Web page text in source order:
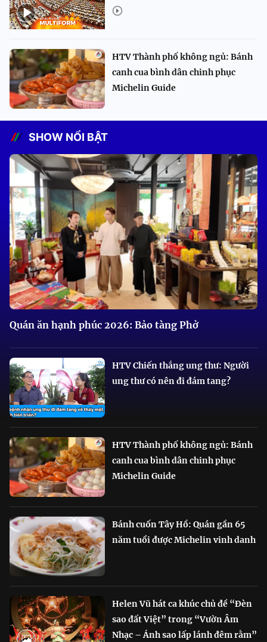
HTV Thành phố không ngủ: Bánh
canh cua bình dân chinh phục
Michelin Guide
SHOW NỔI BẬT
Quán ăn hạnh phúc 2026: Bảo tàng Phở
HTV Chiến thắng ung thư: Người
ung thư có nên đi đám tang?
HTV Thành phố không ngủ: Bánh
canh cua bình dân chinh phục
Michelin Guide
Bánh cuốn Tây Hồ: Quán gần 65
năm tuổi được Michelin vinh danh
Helen Vũ hát ca khúc chủ đề “Đèn
sao đất Việt” trong “Vườn Âm
Nhạc – Ánh sao lấp lánh đêm rằm”